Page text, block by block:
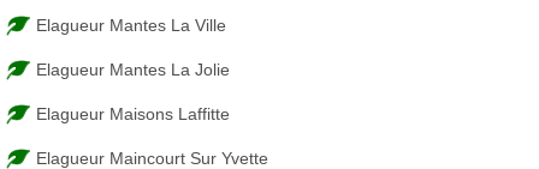
Elagueur Mantes La Ville
Elagueur Mantes La Jolie
Elagueur Maisons Laffitte
Elagueur Maincourt Sur Yvette